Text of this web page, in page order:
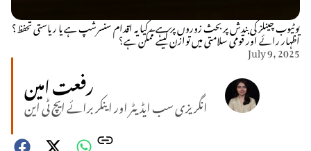
یوٹیوب چینلز کی بندش پر بحث زوروں پر ہے۔ کیا یہ اقدام سنسرشپ ہے یا ریاستی تحفظ؟
اظہار رائے اور قومی سلامتی میں توازن کیسے ممکن ہے؟
July 9, 2025
رفعت امین
انگریزی سب ایڈیٹر اور اینکر برائے ایچ ٹی این